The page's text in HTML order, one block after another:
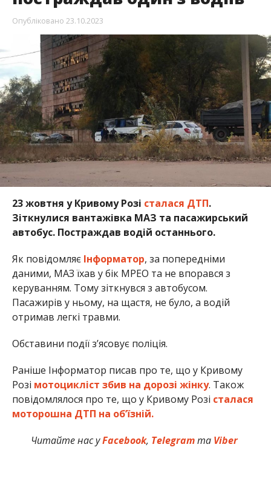
Опубліковано 23.10.2023
23 жовтня у Кривому Розі сталася ДТП.
Зіткнулися вантажівка МАЗ та пасажирський
автобус. Постраждав водій останнього.
Як повідомляє Інформатор, за попередніми
даними, МАЗ їхав у бік МРЕО та не впорався з
керуванням. Тому зіткнувся з автобусом.
Пасажирів у ньому, на щастя, не було, а водій
отримав легкі травми.
Обставини події з’ясовує поліція.
Раніше Інформатор писав про те, що у Кривому
Розі мотоцикліст збив на дорозі жінку. Також
повідомлялося про те, що у Кривому Розі сталася
моторошна ДТП на об’їзній.
Читайте нас уFacebook, Telegramта Viber